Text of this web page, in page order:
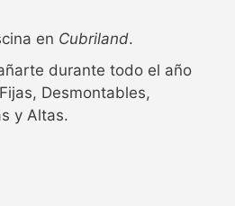
en Cubriland.
durante todo el año
Desmontables,
y Altas.